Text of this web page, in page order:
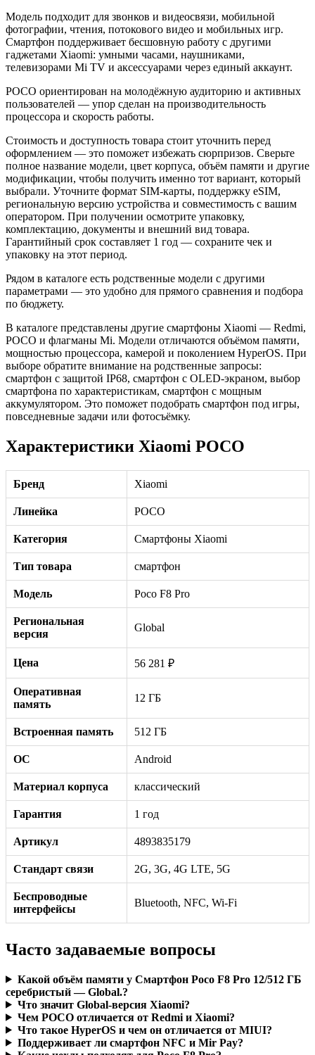
Модель подходит для звонков и видеосвязи, мобильной
фотографии, чтения, потокового видео и мобильных игр.
Смартфон поддерживает бесшовную работу с другими
гаджетами Xiaomi: умными часами, наушниками,
телевизорами Mi TV и аксессуарами через единый аккаунт.
POCO ориентирован на молодёжную аудиторию и активных
пользователей — упор сделан на производительность
процессора и скорость работы.
Стоимость и доступность товара стоит уточнить перед
оформлением — это поможет избежать сюрпризов. Сверьте
полное название модели, цвет корпуса, объём памяти и другие
модификации, чтобы получить именно тот вариант, который
выбрали. Уточните формат SIM-карты, поддержку eSIM,
региональную версию устройства и совместимость с вашим
оператором. При получении осмотрите упаковку,
комплектацию, документы и внешний вид товара.
Гарантийный срок составляет 1 год — сохраните чек и
упаковку на этот период.
Рядом в каталоге есть родственные модели с другими
параметрами — это удобно для прямого сравнения и подбора
по бюджету.
В каталоге представлены другие смартфоны Xiaomi — Redmi,
POCO и флагманы Mi. Модели отличаются объёмом памяти,
мощностью процессора, камерой и поколением HyperOS. При
выборе обратите внимание на родственные запросы:
смартфон с защитой IP68, смартфон с OLED-экраном, выбор
смартфона по характеристикам, смартфон с мощным
аккумулятором. Это поможет подобрать смартфон под игры,
повседневные задачи или фотосъёмку.
Характеристики Xiaomi POCO
Бренд Xiaomi
Линейка POCO
Категория Смартфоны Xiaomi
Тип товара смартфон
Модель Poco F8 Pro
Региональная
версия
Global
Цена 56 281 ₽
Оперативная
память
12 ГБ
Встроенная память 512 ГБ
ОС Android
Материал корпуса классический
Гарантия 1 год
Артикул 4893835179
Стандарт связи 2G, 3G, 4G LTE, 5G
Беспроводные
интерфейсы
Bluetooth, NFC, Wi-Fi
Часто задаваемые вопросы
Какой объём памяти у Смартфон Poco F8 Pro 12/512 ГБ
серебристый — Global.?
Что значит Global-версия Xiaomi?
Чем POCO отличается от Redmi и Xiaomi?
Что такое HyperOS и чем он отличается от MIUI?
Поддерживает ли смартфон NFC и Mir Pay?